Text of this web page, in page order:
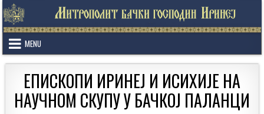
Skip
to
content
MENU
ЕПИСКОПИ ИРИНЕЈ И ИСИХИЈЕ НА
НАУЧНОМ СКУПУ У БАЧКОЈ ПАЛАНЦИ